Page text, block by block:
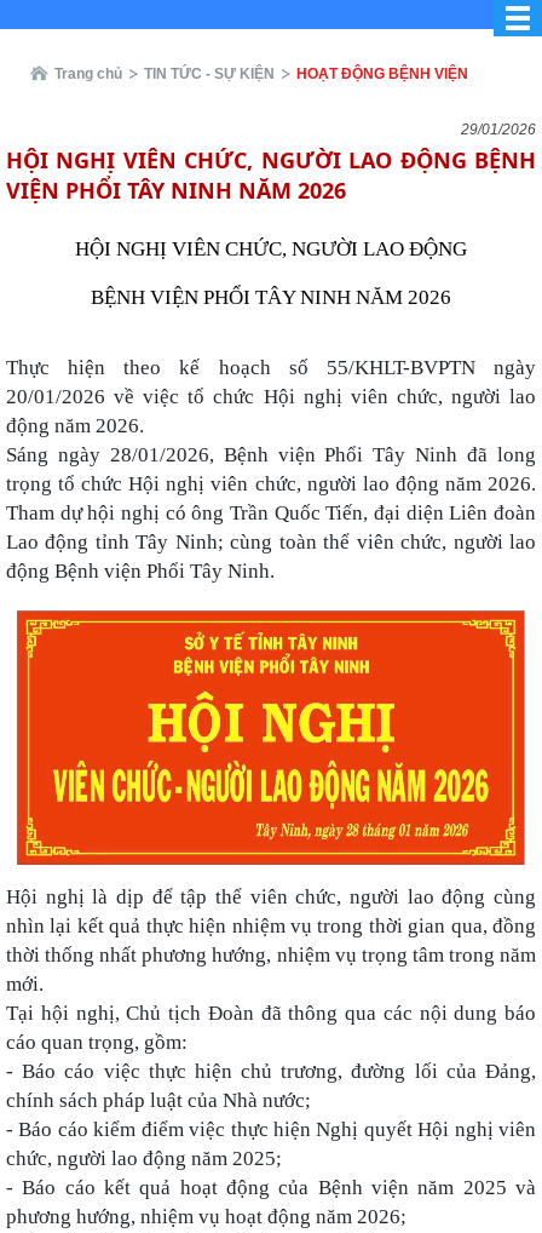
Trang chủ TIN TỨC - SỰ KIỆN HOẠT ĐỘNG BỆNH VIỆN
29/01/2026
HỘI NGHỊ VIÊN CHỨC, NGƯỜI LAO ĐỘNG BỆNH
VIỆN PHỔI TÂY NINH NĂM 2026
HỘI NGHỊ VIÊN CHỨC, NGƯỜI LAO ĐỘNG
BỆNH VIỆN PHỔI TÂY NINH NĂM 2026
Thực hiện theo kế hoạch số 55/KHLT-BVPTN ngày
20/01/2026 về việc tổ chức Hội nghị viên chức, người lao
động năm 2026.
Sáng ngày 28/01/2026, Bệnh viện Phổi Tây Ninh đã long
trọng tổ chức Hội nghị viên chức, người lao động năm 2026.
Tham dự hội nghị có ông Trần Quốc Tiến, đại diện Liên đoàn
Lao động tỉnh Tây Ninh; cùng toàn thể viên chức, người lao
động Bệnh viện Phổi Tây Ninh.
Hội nghị là dịp để tập thể viên chức, người lao động cùng
nhìn lại kết quả thực hiện nhiệm vụ trong thời gian qua, đồng
thời thống nhất phương hướng, nhiệm vụ trọng tâm trong năm
mới.
Tại hội nghị, Chủ tịch Đoàn đã thông qua các nội dung báo
cáo quan trọng, gồm:
- Báo cáo việc thực hiện chủ trương, đường lối của Đảng,
chính sách pháp luật của Nhà nước;
- Báo cáo kiểm điểm việc thực hiện Nghị quyết Hội nghị viên
chức, người lao động năm 2025;
- Báo cáo kết quả hoạt động của Bệnh viện năm 2025 và
phương hướng, nhiệm vụ hoạt động năm 2026;